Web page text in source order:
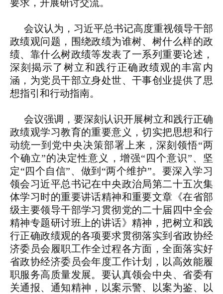
要求，开展研讨交流。
会议认为，习近平总书记高度重视领导干部
政绩观问题，围绕政绩为谁树、树什么样的政
绩、靠什么树政绩等发表了一系列重要论述，
深刻揭示了树立和践行正确政绩观的丰富内
涵，为党员干部立身处世、干事创业提供了思
想指引和行动指南。
会议强调，要深刻认识开展树立和践行正确
政绩观学习教育的重要意义，切实把思想和行
动统一到党中央决策部署上来，深刻领悟“两
个确立”的决定性意义，增强“四个意识”、坚
定“四个自信”、做到“两个维护”。要深入学习
领会习近平总书记在中央政治局第二十五次集
体学习时的重要讲话精神和重要文章《在省部
级主要领导干部学习贯彻党的二十届四中全会
精神专题研讨班上的讲话》精神，把树立和践
行正确政绩观的各项要求贯彻落实到省政协经
济委员会履职工作全过程各方面，全面落实好
省政协经济委员会年度工作计划，以高效能履
职服务高质量发展。要认真领会中央、省委有
关通报、通知精神，以案示警、以案为鉴、以